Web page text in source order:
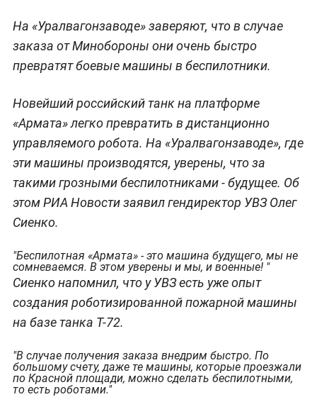
На «Уралвагонзаводе» заверяют, что в случае
заказа от Минобороны они очень быстро
превратят боевые машины в беспилотники.
Новейший российский танк на платформе
«Армата» легко превратить в дистанционно
управляемого робота. На «Уралвагонзаводе», где
эти машины производятся, уверены, что за
такими грозными беспилотниками - будущее. Об
этом РИА Новости заявил гендиректор УВЗ Олег
Сиенко.
"Беспилотная «Армата» - это машина будущего, мы не
сомневаемся. В этом уверены и мы, и военные! "
Сиенко напомнил, что у УВЗ есть уже опыт
создания роботизированной пожарной машины
на базе танка Т-72.
"В случае получения заказа внедрим быстро. По
большому счету, даже те машины, которые проезжали
по Красной площади, можно сделать беспилотными,
то есть роботами."